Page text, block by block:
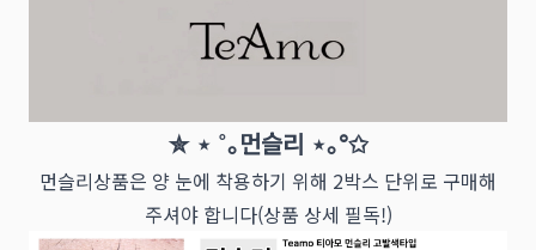
✮ ⋆ ˚｡먼슬리 ⋆｡°✩
먼슬리상품은 양 눈에 착용하기 위해 2박스 단위로 구매해
주셔야 합니다(상품 상세 필독!)